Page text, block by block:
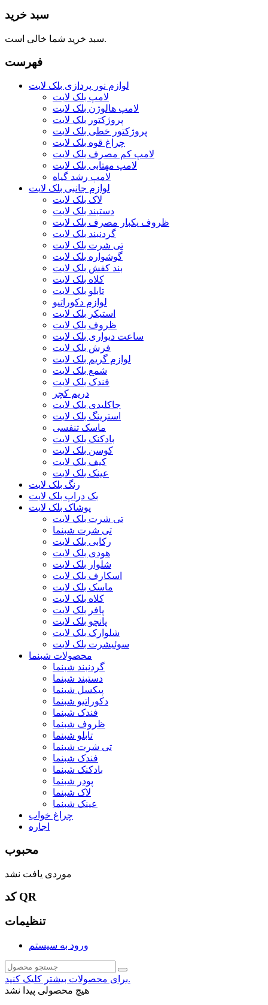
سبد خرید
سبد خرید شما خالی است.
فهرست
لوازم نور پردازی بلک لایت
لامپ بلک لایت
لامپ هالوژن بلک لایت
پروژکتور بلک لایت
پروژکتور خطی بلک لایت
چراغ قوه بلک لایت
لامپ کم مصرف بلک لایت
لامپ مهتابی بلک لایت
لامپ رشد گیاه
لوازم جانبی بلک لایت
لاک بلک لایت
دستبند بلک لایت
ظروف یکبار مصرف بلک لایت
گردنبند بلک لایت
تی شرت بلک لایت
گوشواره بلک لایت
بند کفش بلک لایت
کلاه بلک لایت
تابلو بلک لایت
لوازم دکوراتیو
استیکر بلک لایت
ظروف بلک لایت
ساعت دیواری بلک لایت
فرش بلک لایت
لوازم گریم بلک لایت
شمع بلک لایت
فندک بلک لایت
دریم کچر
جاکلیدی بلک لایت
استرینگ بلک لایت
ماسک تنفسی
بادکنک بلک لایت
کوسن بلک لایت
کیف بلک لایت
عینک بلک لایت
رنگ بلک لایت
بک دراپ بلک لایت
پوشاک بلک لایت
تی شرت بلک لایت
تی شرت شبنما
رکابی بلک لایت
هودی بلک لایت
شلوار بلک لایت
اسکارف بلک لایت
ماسک بلک لایت
کلاه بلک لایت
پافر بلک لایت
پانچو بلک لایت
شلوارک بلک لایت
سوئیشرت بلک لایت
محصولات شبنما
گردنبند شبنما
دستبند شبنما
پیکسل شبنما
دکوراتیو شبنما
فندک شبنما
ظروف شبنما
تابلو شبنما
تی شرت شبنما
فندک شبنما
بادکنک شبنما
پودر شبنما
لاک شبنما
عینک شبنما
چراغ خواب
اجاره
محبوب
موردی یافت نشد
کد QR
تنظیمات
ورود به سیستم
برای محصولات بیشتر کلیک کنید.
هیچ محصولی پیدا نشد